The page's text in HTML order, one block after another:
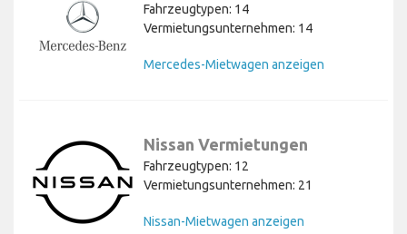
Fahrzeugtypen: 14
Vermietungsunternehmen: 14
Mercedes-Mietwagen anzeigen
Nissan Vermietungen
Fahrzeugtypen: 12
Vermietungsunternehmen: 21
Nissan-Mietwagen anzeigen